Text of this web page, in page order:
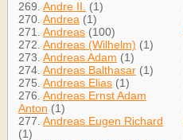
269. Andre II.
(1)
270. Andrea (1)
271. Andreas (100)
272. Andreas (Wilhelm) (1)
273. Andreas Adam (1)
274. Andreas Balthasar (1)
275. Andreas Elias (1)
276. Andreas Ernst Adam
Anton (1)
277. Andreas Eugen Richard
(1)